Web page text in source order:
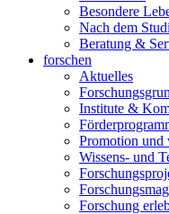
Besondere
Nach dem
Beratung &
forschen
Aktuelles
Institute &
Promotion und
Wissens- und
Forschung